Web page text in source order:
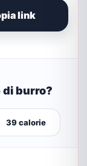
link
di burro?
39 calorie